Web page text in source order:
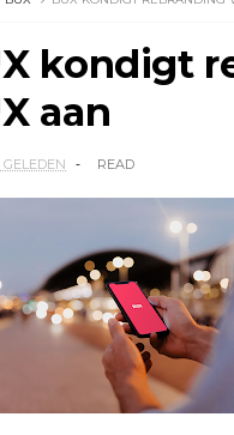
kondigt
aan
READ